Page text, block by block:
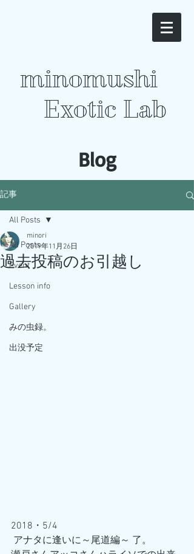
minomushi
Exotic Lab
​Blog
記事
All Posts
Event
Lesson info
Gallery
みの虫録。
出没予定
All Posts
過去投稿のお引越し
minori
2019年11月26日
2018・5/4
アナタに逢いに～尾道編～ 了。